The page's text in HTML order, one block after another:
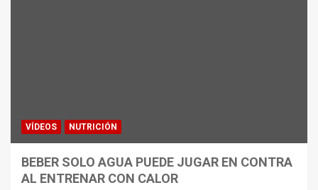
VÍDEOS NUTRICIÓN
BEBER SOLO AGUA PUEDE JUGAR EN CONTRA
AL ENTRENAR CON CALOR